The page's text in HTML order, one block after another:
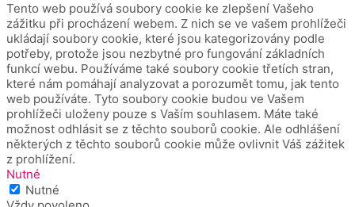
Tento web používá soubory cookie ke zlepšení Vašeho
zážitku při procházení webem. Z nich se ve vašem prohlížeči
ukládají soubory cookie, které jsou kategorizovány podle
potřeby, protože jsou nezbytné pro fungování základních
funkcí webu. Používáme také soubory cookie třetích stran,
které nám pomáhají analyzovat a porozumět tomu, jak tento
web používáte. Tyto soubory cookie budou ve Vašem
prohlížeči uloženy pouze s Vaším souhlasem. Máte také
možnost odhlásit se z těchto souborů cookie. Ale odhlášení
některých z těchto souborů cookie může ovlivnit Váš zážitek
z prohlížení.
Nutné
Nutné